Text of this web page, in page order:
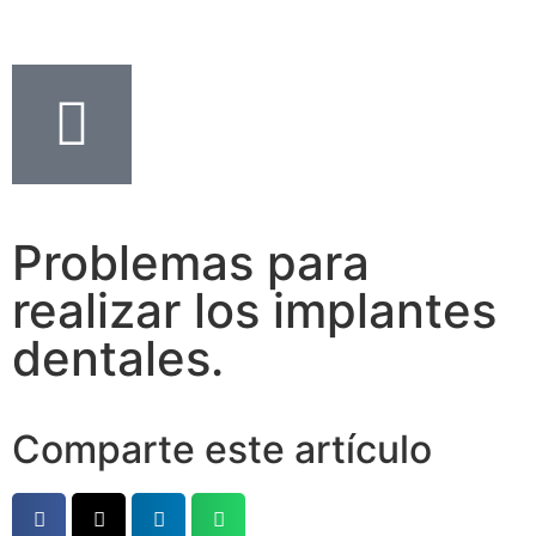
Problemas para
realizar los implantes
dentales.
Comparte este artículo